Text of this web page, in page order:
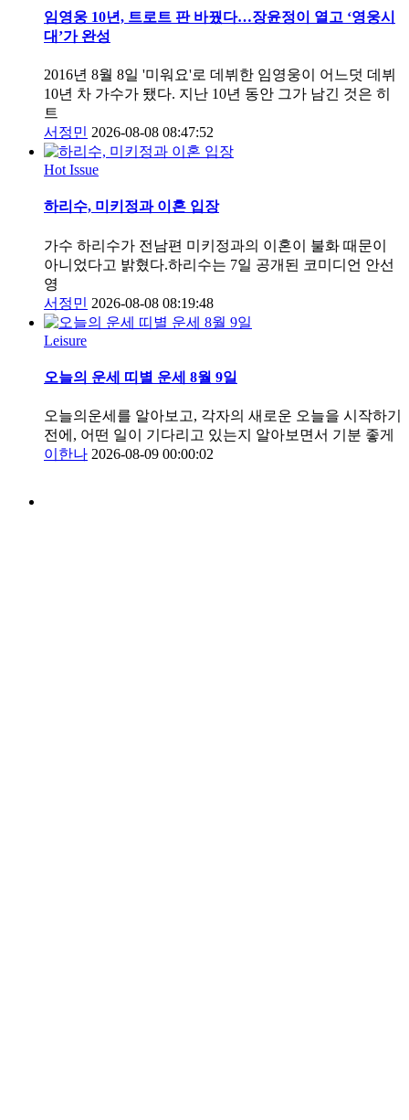
임영웅 10년, 트로트 판 바꿨다…장윤정이 열고 ‘영웅시
대’가 완성
2016년 8월 8일 '미워요'로 데뷔한 임영웅이 어느덧 데뷔
10년 차 가수가 됐다. 지난 10년 동안 그가 남긴 것은 히
트
서정민 2026-08-08 08:47:52
Hot Issue
하리수, 미키정과 이혼 입장
가수 하리수가 전남편 미키정과의 이혼이 불화 때문이
아니었다고 밝혔다.하리수는 7일 공개된 코미디언 안선
영
서정민 2026-08-08 08:19:48
Leisure
오늘의 운세 띠별 운세 8월 9일
오늘의운세를 알아보고, 각자의 새로운 오늘을 시작하기
전에, 어떤 일이 기다리고 있는지 알아보면서 기분 좋게
이한나 2026-08-09 00:00:02